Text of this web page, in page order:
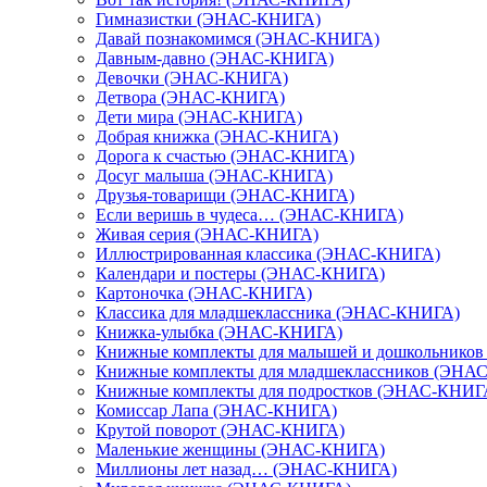
Гимназистки (ЭНАС-КНИГА)
Давай познакомимся (ЭНАС-КНИГА)
Давным-давно (ЭНАС-КНИГА)
Девочки (ЭНАС-КНИГА)
Детвора (ЭНАС-КНИГА)
Дети мира (ЭНАС-КНИГА)
Добрая книжка (ЭНАС-КНИГА)
Дорога к счастью (ЭНАС-КНИГА)
Досуг малыша (ЭНАС-КНИГА)
Друзья-товарищи (ЭНАС-КНИГА)
Если веришь в чудеса… (ЭНАС-КНИГА)
Живая серия (ЭНАС-КНИГА)
Иллюстрированная классика (ЭНАС-КНИГА)
Календари и постеры (ЭНАС-КНИГА)
Картоночка (ЭНАС-КНИГА)
Классика для младшеклассника (ЭНАС-КНИГА)
Книжка-улыбка (ЭНАС-КНИГА)
Книжные комплекты для малышей и
Книжные комплекты для младшеклассников
Книжные комплекты для подростков (ЭНАС-
Комиссар Лапа (ЭНАС-КНИГА)
Крутой поворот (ЭНАС-КНИГА)
Маленькие женщины (ЭНАС-КНИГА)
Миллионы лет назад… (ЭНАС-КНИГА)